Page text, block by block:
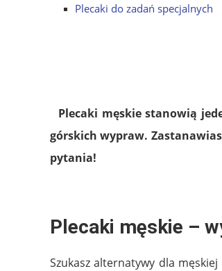
Plecaki do zadań specjalnych
Plecaki męskie stanowią
górskich wypraw.
pytania!
Plecaki męskie –
Szukasz alternatywy dla